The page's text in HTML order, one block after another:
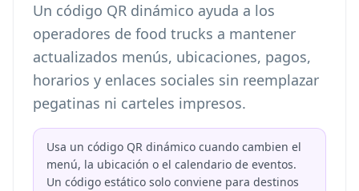
Un código QR dinámico ayuda a los
operadores de food trucks a mantener
actualizados menús, ubicaciones, pagos,
horarios y enlaces sociales sin reemplazar
pegatinas ni carteles impresos.
Usa un código QR dinámico cuando cambien el
menú, la ubicación o el calendario de eventos.
Un código estático solo conviene para destinos